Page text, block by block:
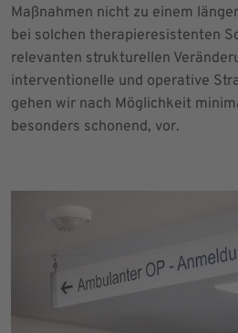
Maßnahmen nicht zu einem
bei solchen therapieresistenten
relevanten strukturellen
interventionelle und operative
gehen wir nach Möglichkeit
besonders schonend, vor.